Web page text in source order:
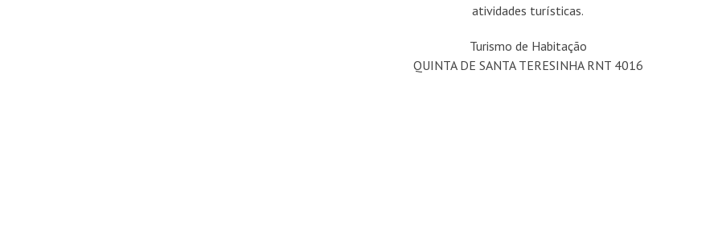
atividades turísticas.
Turismo de Habitação
QUINTA DE SANTA TERESINHA RNT 4016